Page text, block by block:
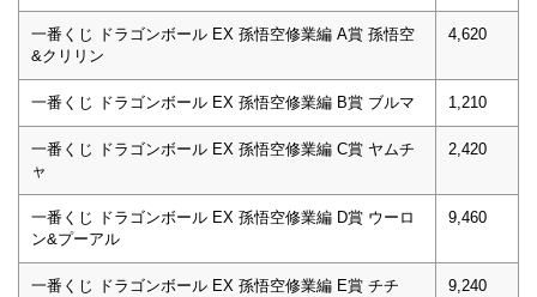
一番くじ ドラゴンボール EX 孫悟空修業編 A賞 孫悟空
&クリリン
4,620
一番くじ ドラゴンボール EX 孫悟空修業編 B賞 ブルマ 1,210
一番くじ ドラゴンボール EX 孫悟空修業編 C賞 ヤムチ
ャ
2,420
一番くじ ドラゴンボール EX 孫悟空修業編 D賞 ウーロ
ン&プーアル
9,460
一番くじ ドラゴンボール EX 孫悟空修業編 E賞 チチ 9,240